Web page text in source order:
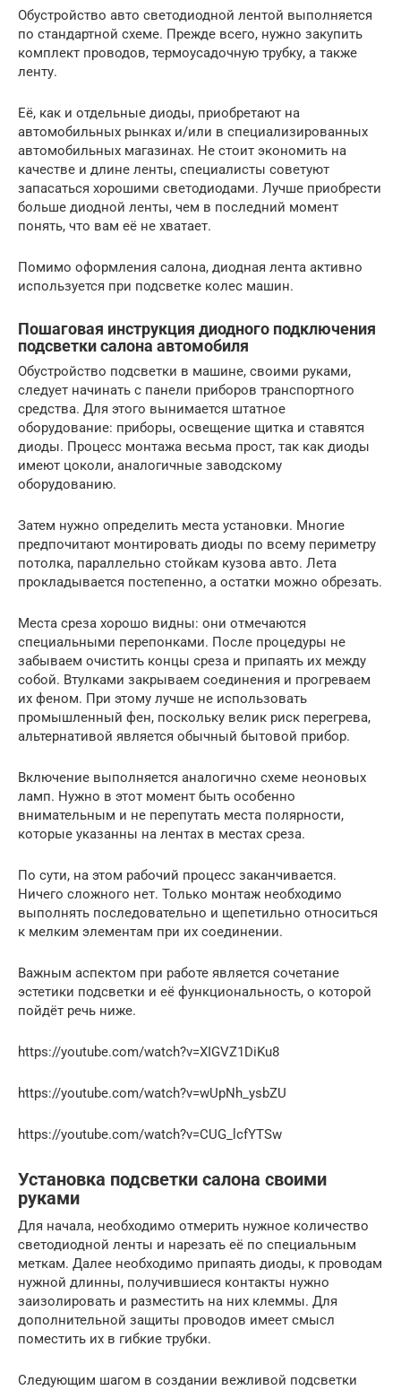
Обустройство авто светодиодной лентой выполняется
по стандартной схеме. Прежде всего, нужно закупить
комплект проводов, термоусадочную трубку, а также
ленту.
Её, как и отдельные диоды, приобретают на
автомобильных рынках и/или в специализированных
автомобильных магазинах. Не стоит экономить на
качестве и длине ленты, специалисты советуют
запасаться хорошими светодиодами. Лучше приобрести
больше диодной ленты, чем в последний момент
понять, что вам её не хватает.
Помимо оформления салона, диодная лента активно
используется при подсветке колес машин.
Пошаговая инструкция диодного подключения
подсветки салона автомобиля
Обустройство подсветки в машине, своими руками,
следует начинать с панели приборов транспортного
средства. Для этого вынимается штатное
оборудование: приборы, освещение щитка и ставятся
диоды. Процесс монтажа весьма прост, так как диоды
имеют цоколи, аналогичные заводскому
оборудованию.
Затем нужно определить места установки. Многие
предпочитают монтировать диоды по всему периметру
потолка, параллельно стойкам кузова авто. Лета
прокладывается постепенно, а остатки можно обрезать.
Места среза хорошо видны: они отмечаются
специальными перепонками. После процедуры не
забываем очистить концы среза и припаять их между
собой. Втулками закрываем соединения и прогреваем
их феном. При этому лучше не использовать
промышленный фен, поскольку велик риск перегрева,
альтернативой является обычный бытовой прибор.
Включение выполняется аналогично схеме неоновых
ламп. Нужно в этот момент быть особенно
внимательным и не перепутать места полярности,
которые указанны на лентах в местах среза.
По сути, на этом рабочий процесс заканчивается.
Ничего сложного нет. Только монтаж необходимо
выполнять последовательно и щепетильно относиться
к мелким элементам при их соединении.
Важным аспектом при работе является сочетание
эстетики подсветки и её функциональность, о которой
пойдёт речь ниже.
https://youtube.com/watch?v=XIGVZ1DiKu8
https://youtube.com/watch?v=wUpNh_ysbZU
https://youtube.com/watch?v=CUG_lcfYTSw
Установка подсветки салона своими
руками
Для начала, необходимо отмерить нужное количество
светодиодной ленты и нарезать её по специальным
меткам. Далее необходимо припаять диоды, к проводам
нужной длинны, получившиеся контакты нужно
заизолировать и разместить на них клеммы. Для
дополнительной защиты проводов имеет смысл
поместить их в гибкие трубки.
Следующим шагом в создании вежливой подсветки